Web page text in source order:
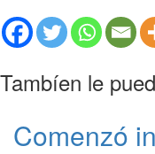
Tambíen le
Comenzó